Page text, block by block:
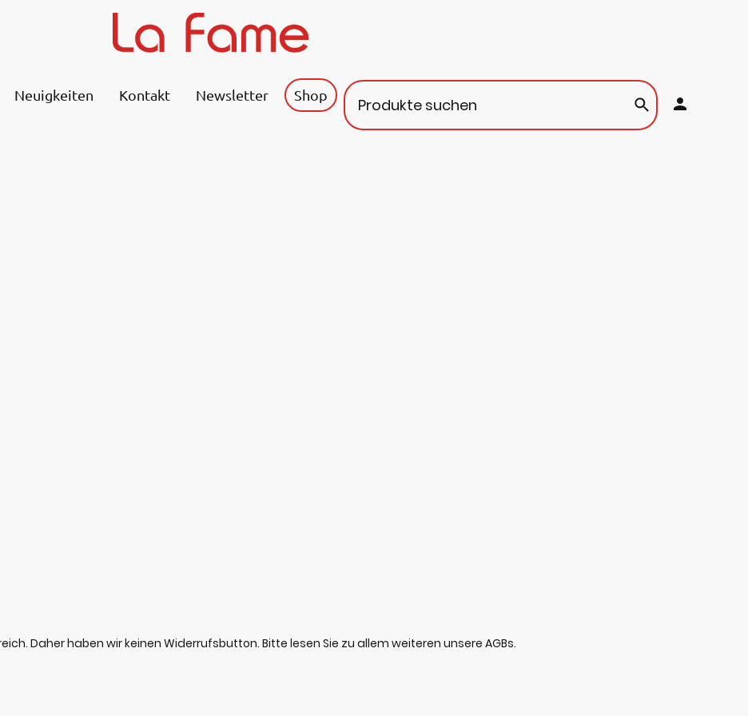
Neuigkeiten Kontakt Newsletter Shop
Daher haben wir keinen Widerrufsbutton. Bitte lesen Sie zu allem weiteren unsere AGBs.